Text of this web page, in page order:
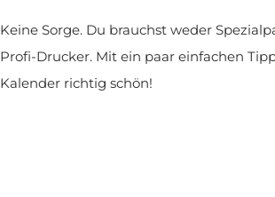
Keine Sorge. Du brauchst weder
Profi-Drucker. Mit ein paar einfachen
Kalender richtig schön!